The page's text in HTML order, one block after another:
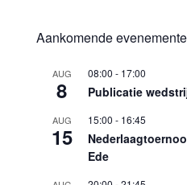
Aankomende
AUG
8
08:00 - 17:00
Publicatie
AUG
15
15:00 - 16:45
Ede